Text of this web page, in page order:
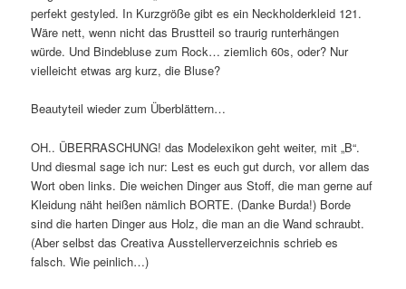
perfekt gestyled. In Kurzgröße gibt es ein Neckholderkleid 121.
Wäre nett, wenn nicht das Brustteil so traurig runterhängen
würde. Und Bindebluse zum Rock… ziemlich 60s, oder? Nur
vielleicht etwas arg kurz, die Bluse?
Beautyteil wieder zum Überblättern…
OH.. ÜBERRASCHUNG! das Modelexikon geht weiter, mit „B“.
Und diesmal sage ich nur: Lest es euch gut durch, vor allem das
Wort oben links. Die weichen Dinger aus Stoff, die man gerne auf
Kleidung näht heißen nämlich BORTE. (Danke Burda!) Borde
sind die harten Dinger aus Holz, die man an die Wand schraubt.
(Aber selbst das Creativa Ausstellerverzeichnis schrieb es
falsch. Wie peinlich…)